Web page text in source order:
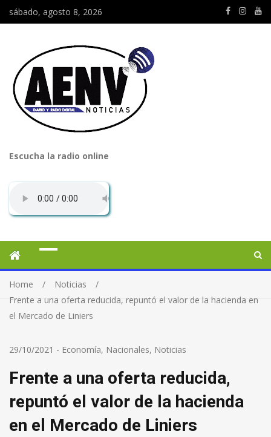
sábado, agosto 8, 2026
Escucha la radio online
Home
Noticias
Frente a una oferta reducida, repuntó el valor de la hacienda en
el Mercado de Liniers
29/10/2021 - Economía, Nacionales, Noticias
Frente a una oferta reducida,
repuntó el valor de la hacienda
en el Mercado de Liniers